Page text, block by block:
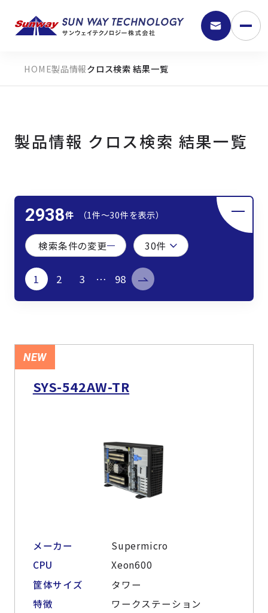
9:30 - 18:00
よくある質問
採用情報
弊社の強み
製品検索
サービス
事例
製品情報クロス検索 結果一覧
製品情報 クロス検索 結果一覧
2938件 （1件〜30件を表示）
検索条件の変更
1 2 3 … 98
NEW
SYS-542AW-TR
メーカー
Supermicro
CPU
Xeon600
筐体サイズ
タワー
特徴
ワークステーション